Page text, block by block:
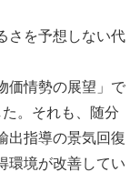
さを予想しない代
価情勢の展望」で
。それも、随分
出指導の景気回復
環境が改善してい